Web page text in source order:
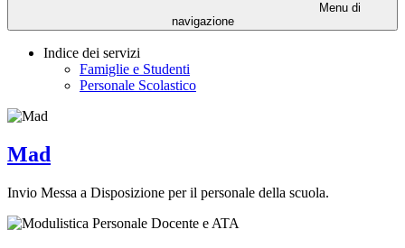
Menu di
navigazione
Indice dei servizi
Famiglie e Studenti
Personale Scolastico
Mad
Invio Messa a Disposizione per il personale della scuola.